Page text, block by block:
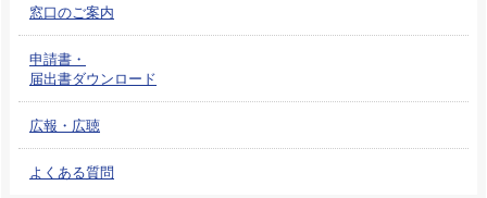
窓口のご案内
申請書・
届出書ダウンロード
広報・広聴
よくある質問